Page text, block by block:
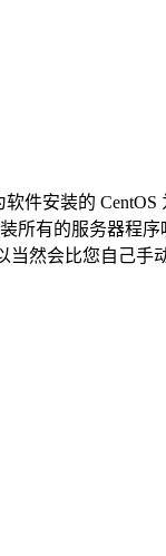
安装的 CentOS
所有的服务器程
当然会比您自己